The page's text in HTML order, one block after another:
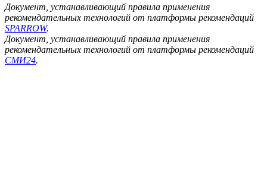
Документ, устанавливающий правила применения
рекомендательных технологий от платформы рекомендаций
SPARROW.
Документ, устанавливающий правила применения
рекомендательных технологий от платформы рекомендаций
СМИ24.